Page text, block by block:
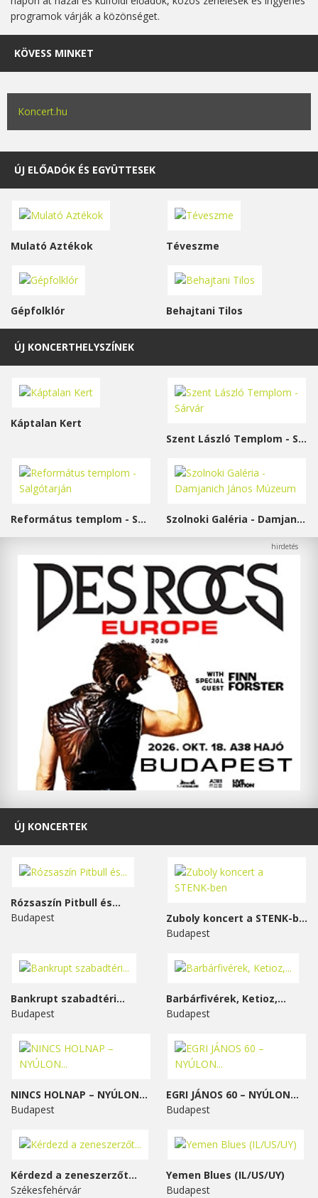
programok várják a közönséget.
KÖVESS MINKET
Koncert.hu
ÚJ ELŐADÓK ÉS EGYÜTTESEK
Mulató Aztékok Téveszme
Gépfolklór Behajtani Tilos
ÚJ KONCERTHELYSZÍNEK
Káptalan Kert
Szent László Templom - Sárvár
Református templom - Salgótarján Szolnoki Galéria - Damjanich János Múzeum
ÚJ KONCERTEK
Rózsaszín Pitbull és...
Budapest
Zuboly koncert a STENK-ben
Budapest
Bankrupt szabadtéri...
Budapest
Barbárfivérek, Ketioz,...
Budapest
NINCS HOLNAP – NYÚLON...
Budapest
EGRI JÁNOS 60 – NYÚLON...
Budapest
Kérdezd a zeneszerzőt...
Székesfehérvár
Yemen Blues (IL/US/UY)
Budapest